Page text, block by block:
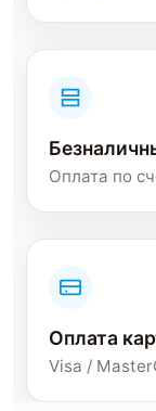
Оплата по
Оплата
Visa /